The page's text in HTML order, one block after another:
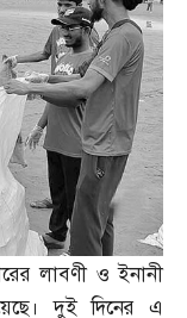
লাবণী ও ইনানী
দুই দিনের এ